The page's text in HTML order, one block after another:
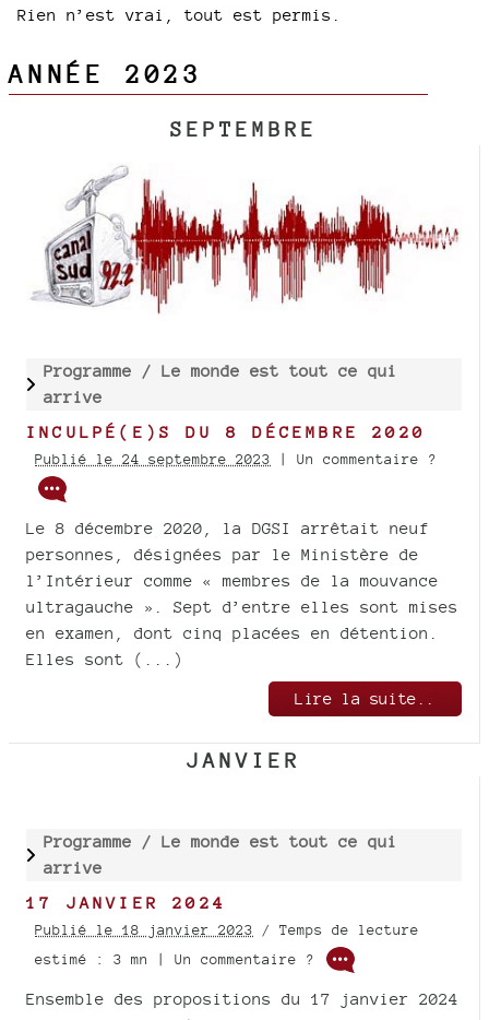
Rien n’est vrai, tout est permis.
ANNÉE 2023
SEPTEMBRE
Programme / Le monde est tout ce qui
arrive
INCULPÉ(E)S DU 8 DÉCEMBRE 2020
Publié le 24 septembre 2023 | Un commentaire ?
Le 8 décembre 2020, la DGSI arrêtait neuf
personnes, désignées par le Ministère de
l’Intérieur comme « membres de la mouvance
ultragauche ». Sept d’entre elles sont mises
en examen, dont cinq placées en détention.
Elles sont (...)
Lire la suite..
JANVIER
Programme / Le monde est tout ce qui
arrive
17 JANVIER 2024
Publié le 18 janvier 2023 / Temps de lecture
estimé : 3 mn | Un commentaire ?
Ensemble des propositions du 17 janvier 2024